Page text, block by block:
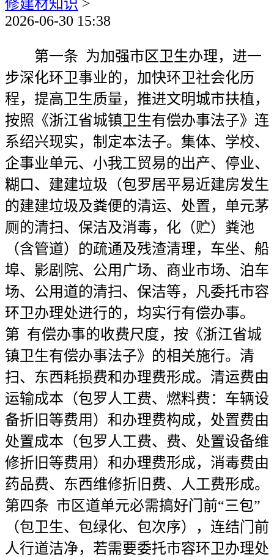
修建材知识 >
2026-06-30 15:38
第一条 为加强市区卫生办理，进一
步深化环卫事业的，加快环卫社会化历
程，提高卫生质量，推进文明城市扶植，
按照《浙江省城镇卫生有偿办事法子》连
系绍兴现实，制定本法子。集体、学校、
企事业单元、小我工贸易的出产、停业、
糊口、建建垃圾（包罗居平易近建房发生
的建建垃圾及粪便的清运、处置，单元茅
厕的清扫、保洁及消毒，化（贮）粪池
（含管道）的疏通及残渣清理，车坐、船
埠、影剧院、公用广场、商业市场、泊车
场、公用道的清扫、保洁等，凡委托市容
环卫办理处进行的，均实行有偿办事。
第 有偿办事的收费尺度，按《浙江省城
镇卫生有偿办事法子》的相关施行。清
扫、东西耗损费和办理费形成。清运费由
运输成本（包罗人工费、燃料费：车辆设
备折旧等费用）和办理费构成，处置费由
处置成本（包罗人工费、费、处置设备维
修折旧等费用）和办理费形成，消毒费由
药品费、东西维修折旧费、人工费形成。
第四条 市区道单元必需搞好门前“三包”
（包卫生、包绿化、包次序），连结门前
人行道洁净，若需要委托市容环卫办理处